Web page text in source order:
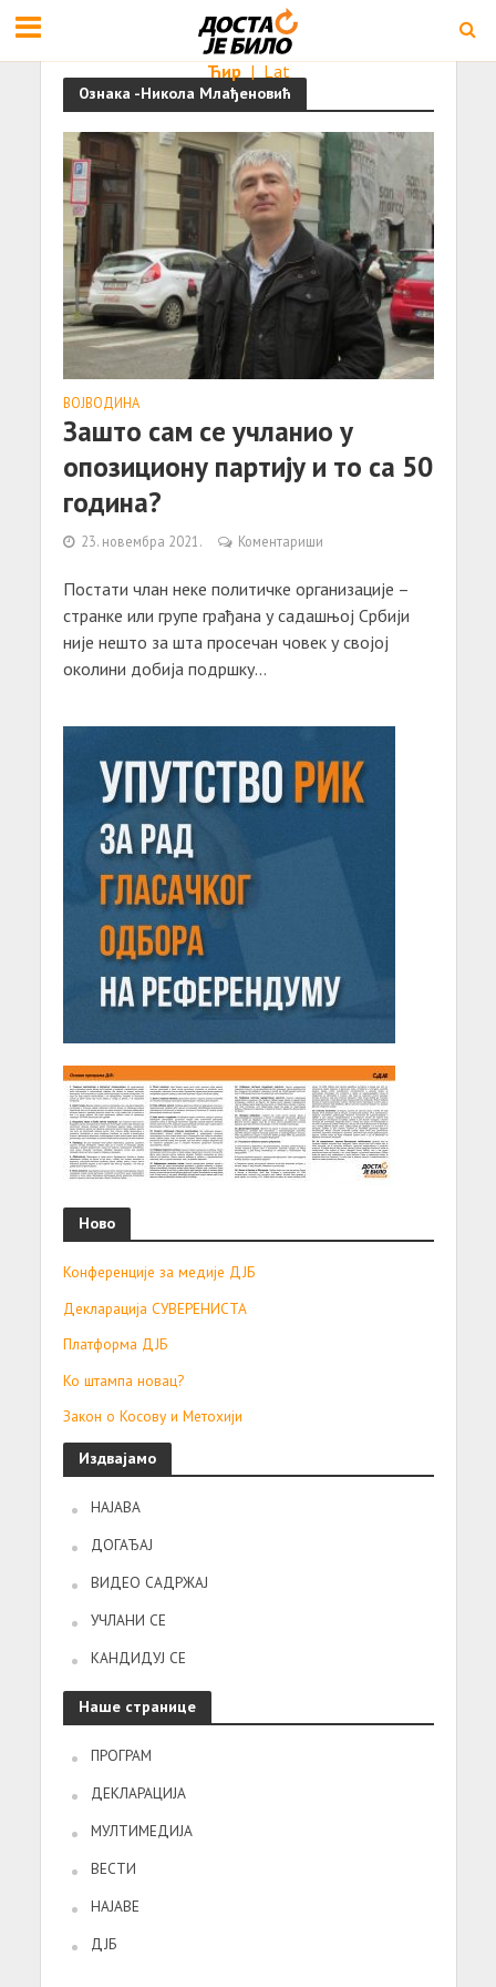
Ћир | Lat
Ознака -Никола Млађеновић
ВОЈВОДИНА
Зашто сам се учланио у
опозициону партију и то са 50
година?
23. новембра 2021. Коментариши
Постати члан неке политичке организације –
странке или групе грађана у садашњој Србији
није нешто за шта просечан човек у својој
околини добија подршку...
Ново
Конференције за медије ДЈБ
Декларација СУВЕРЕНИСТА
Платформа ДЈБ
Ко штампа новац?
Закон о Косову и Метохији
Издвајамо
НАЈАВА
ДОГАЂАЈ
ВИДЕО САДРЖАЈ
УЧЛАНИ СЕ
КАНДИДУЈ СЕ
Наше странице
ПРОГРАМ
ДЕКЛАРАЦИЈА
МУЛТИМЕДИЈА
ВЕСТИ
НАЈАВЕ
ДЈБ